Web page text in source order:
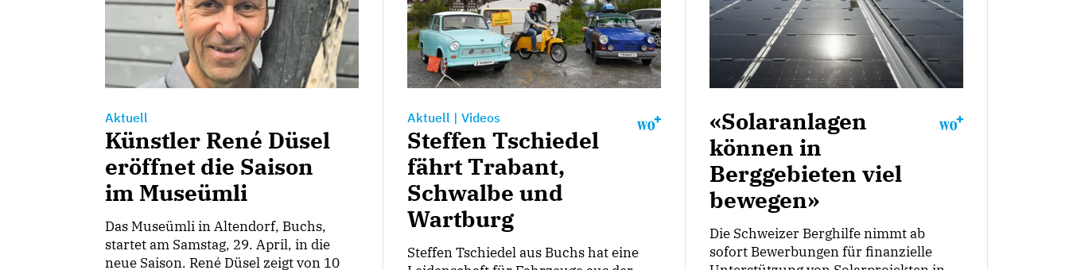
Aktuell
Künstler René Düsel
eröffnet die Saison
im Museümli
Das Museümli in Altendorf, Buchs,
startet am Samstag, 29. April, in die
neue Saison. René Düsel zeigt von 10
Aktuell | Videos
Steffen Tschiedel
fährt Trabant,
Schwalbe und
Wartburg
Steffen Tschiedel aus Buchs hat eine
«Solaranlagen
können in
Berggebieten viel
bewegen»
Die Schweizer Berghilfe nimmt ab
sofort Bewerbungen für finanzielle